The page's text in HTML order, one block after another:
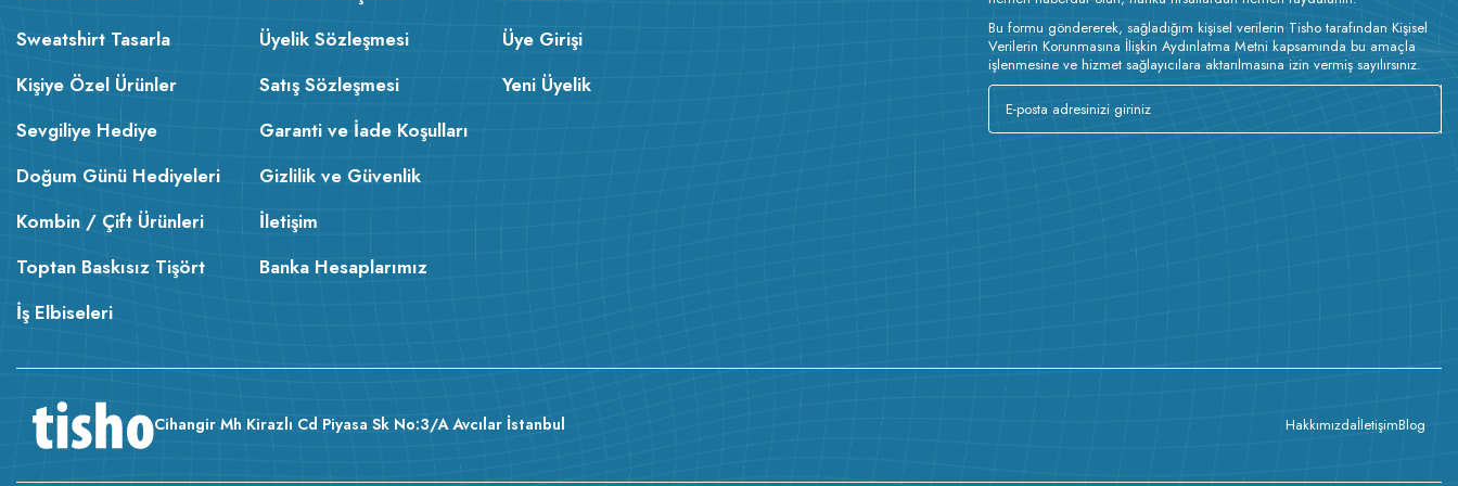
Sweatshirt Tasarla
Kişiye Özel Ürünler
Sevgiliye Hediye
Doğum Günü Hediyeleri
Kombin / Çift Ürünleri
Toptan Baskısız Tişört
İş Elbiseleri
Üyelik Sözleşmesi
Satış Sözleşmesi
Garanti ve İade Koşulları
Gizlilik ve Güvenlik
İletişim
Banka Hesaplarımız
Üye Girişi
Yeni Üyelik
Bu formu göndererek, sağladığım kişisel verilerin Tisho tarafından Kişisel
Verilerin Korunmasına İlişkin Aydınlatma Metni kapsamında bu amaçla
işlenmesine ve hizmet sağlayıcılara aktarılmasına izin vermiş sayılırsınız.
Cihangir Mh Kirazlı Cd Piyasa Sk No:3/A Avcılar İstanbul HakkımızdaİletişimBlog